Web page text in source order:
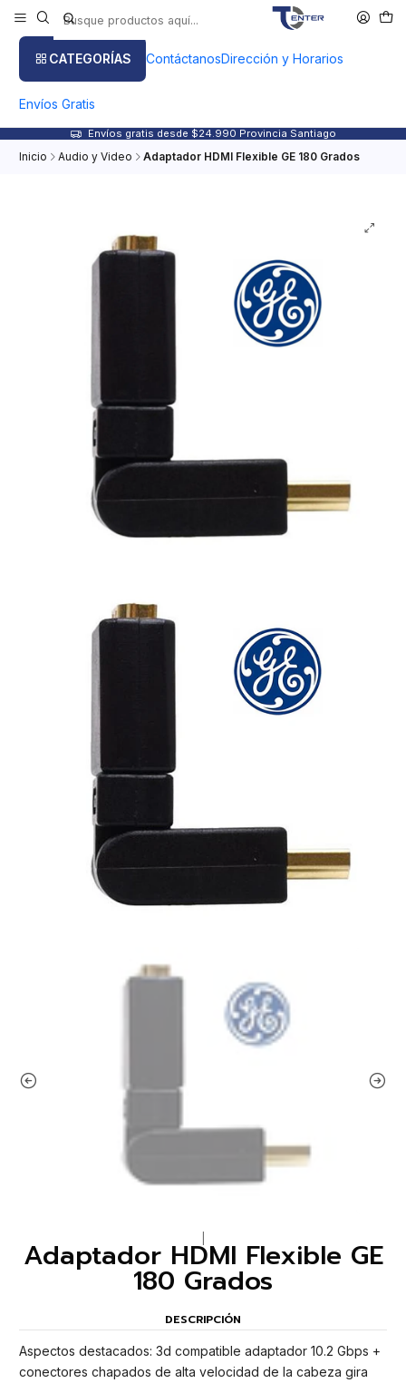
CATEGORÍAS ContáctanosDirección y Horarios
Envíos Gratis
Envíos gratis desde $24.990 Provincia Santiago
Inicio Audio y Video Adaptador HDMI Flexible GE 180 Grados
Adaptador HDMI Flexible GE
180 Grados
DESCRIPCIÓN
Aspectos destacados: 3d compatible adaptador 10.2 Gbps +
conectores chapados de alta velocidad de la cabeza gira